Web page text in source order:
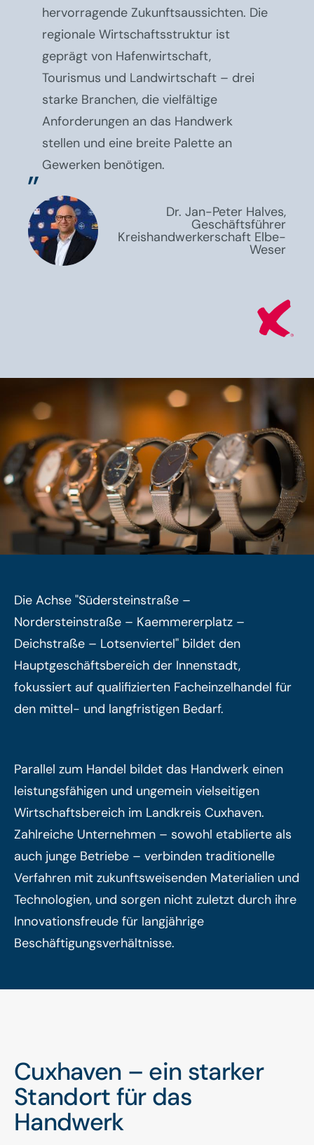
hervorragende Zukunftsaussichten. Die
regionale Wirtschaftsstruktur ist
geprägt von Hafenwirtschaft,
Tourismus und Landwirtschaft – drei
starke Branchen, die vielfältige
Anforderungen an das Handwerk
stellen und eine breite Palette an
Gewerken benötigen.
Dr. Jan-Peter Halves,
Geschäftsführer
Kreishandwerkerschaft Elbe-
Weser
Die Achse "Südersteinstraße –
Nordersteinstraße – Kaemmererplatz –
Deichstraße – Lotsenviertel" bildet den
Hauptgeschäftsbereich der Innenstadt,
fokussiert auf qualifizierten Facheinzelhandel für
den mittel- und langfristigen Bedarf.
Parallel zum Handel bildet das Handwerk einen
leistungsfähigen und ungemein vielseitigen
Wirtschaftsbereich im Landkreis Cuxhaven.
Zahlreiche Unternehmen – sowohl etablierte als
auch junge Betriebe – verbinden traditionelle
Verfahren mit zukunftsweisenden Materialien und
Technologien, und sorgen nicht zuletzt durch ihre
Innovationsfreude für langjährige
Beschäftigungsverhältnisse.
Cuxhaven – ein starker
Standort für das
Handwerk